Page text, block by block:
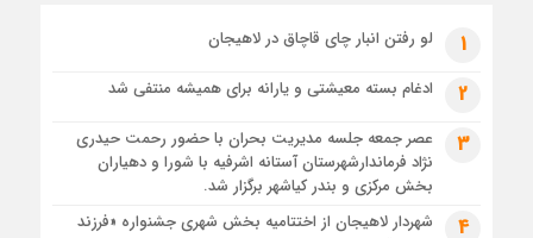
4 هفته قبل
رئوف
تصاویر هوایی مراسم تشییع پیکر مطهر آقای شهید ایران – مشهد
مراسم تشییع پیکر مطهر آقای شهید ایران – مشهد
1 لو رفتن انبار چای قاچاق در لاهیجان
2 ادغام بسته معیشتی و یارانه برای همیشه منتفی شد
3
عصر جمعه جلسه مدیریت بحران با حضور رحمت حیدری
نژاد فرماندارشهرستان آستانه اشرفیه با شورا و دهیاران
بخش مرکزی و بندر کیاشهر برگزار شد.
4
شهردار لاهیجان از اختتامیه بخش شهری جشنواره «فرزند